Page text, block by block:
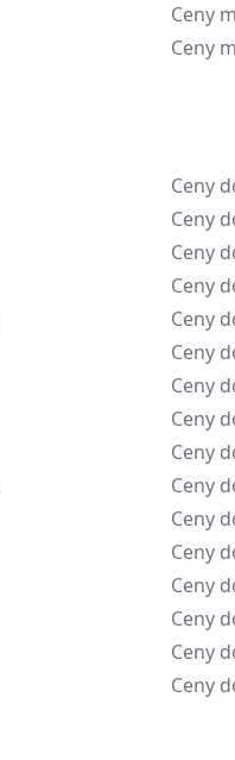
Ceny
Ceny
Ceny
Ceny
Ceny
Ceny
Ceny
Ceny
Ceny
Ceny
Ceny
Ceny
Ceny
Ceny
Ceny
Ceny
Ceny
Ceny